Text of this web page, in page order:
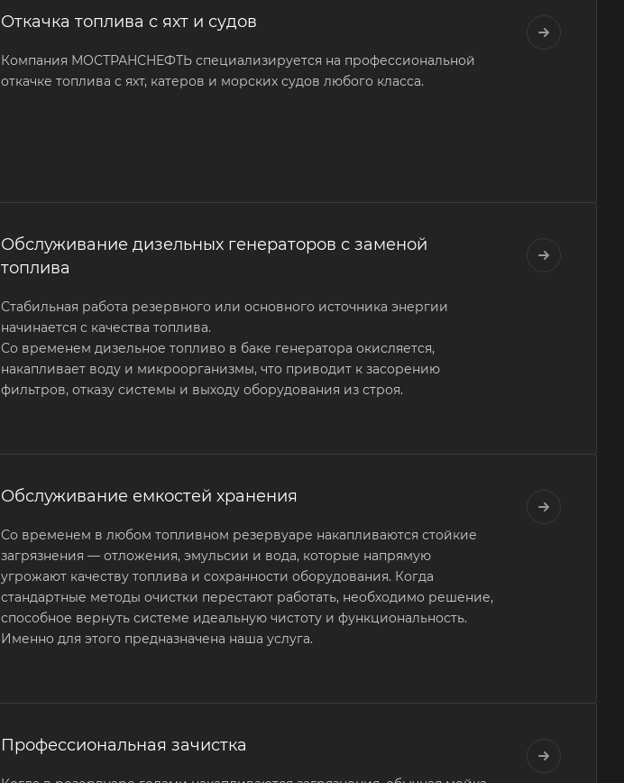
Откачка топлива с яхт и судов
Компания МОСТРАНСНЕФТЬ специализируется на профессиональной
откачке топлива с яхт, катеров и морских судов любого класса.
Обслуживание дизельных генераторов с заменой
топлива
Стабильная работа резервного или основного источника энергии
начинается с качества топлива.
Со временем дизельное топливо в баке генератора окисляется,
накапливает воду и микроорганизмы, что приводит к засорению
фильтров, отказу системы и выходу оборудования из строя.
Обслуживание емкостей хранения
Со временем в любом топливном резервуаре накапливаются стойкие
загрязнения — отложения, эмульсии и вода, которые напрямую
угрожают качеству топлива и сохранности оборудования. Когда
стандартные методы очистки перестают работать, необходимо решение,
способное вернуть системе идеальную чистоту и функциональность.
Именно для этого предназначена наша услуга.
Профессиональная зачистка